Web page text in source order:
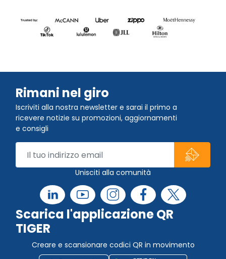
Rimani nel giro
Iscriviti alla nostra newsletter e sarai il primo a
ricevere notizie su promozioni, aggiornamenti
e consigli
Unisciti alla comunità
Scarica l'applicazione QR
TIGER
Creare e scansionare codici QR in movimento